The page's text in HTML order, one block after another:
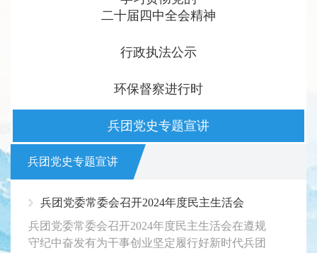
二十届四中全会精神
行政执法公示
环保督察进行时
兵团党史专题宣讲
兵团党史专题宣讲
兵团党委常委会召开2024年度民主生活会
兵团党委常委会召开2024年度民主生活会在遵规
守纪中奋发有为干事创业坚定履行好新时代兵团